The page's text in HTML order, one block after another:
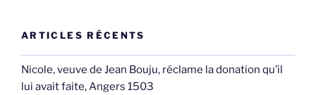
ARTICLES RÉCENTS
Nicole, veuve de Jean Bouju, réclame la donation qu’il
lui avait faite, Angers 1503